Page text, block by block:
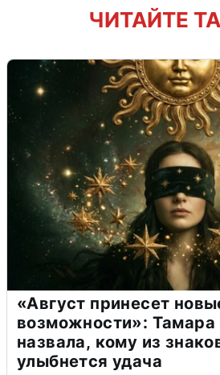
ЧИТАЙТЕ
«Август принесет
возможности»: Тамара
назвала, кому из
улыбнется удача